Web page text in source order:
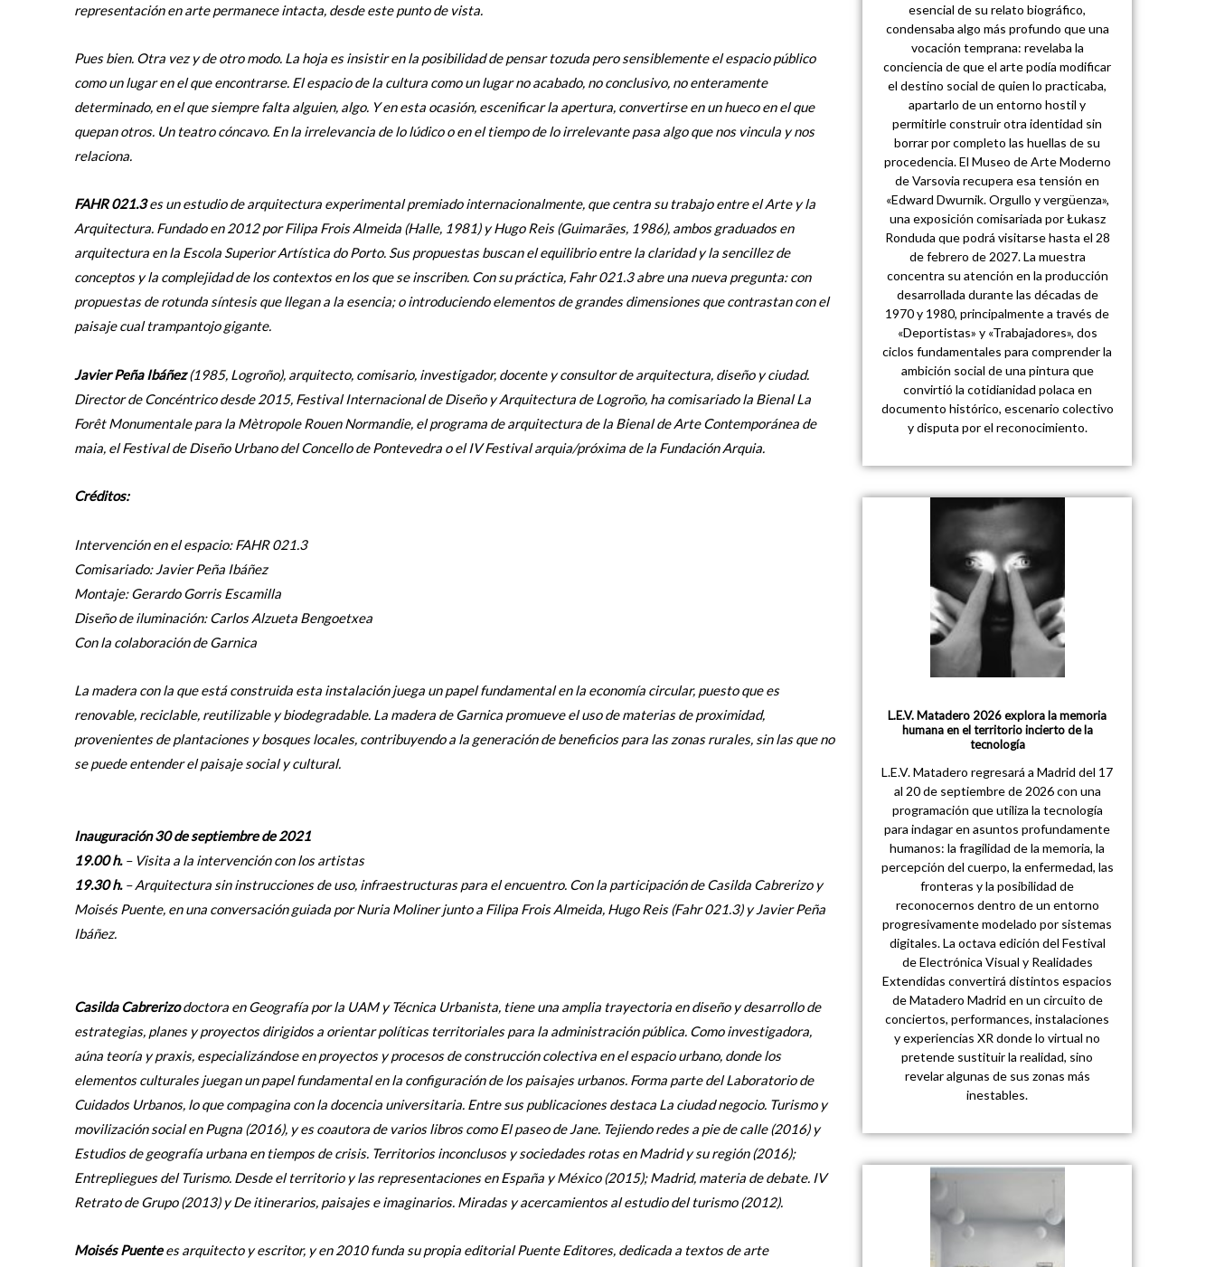
representación en arte permanece intacta, desde este punto de vista.
Pues bien. Otra vez y de otro modo. La hoja es insistir en la posibilidad de pensar tozuda pero sensiblemente el espacio público
como un lugar en el que encontrarse. El espacio de la cultura como un lugar no acabado, no conclusivo, no enteramente
determinado, en el que siempre falta alguien, algo. Y en esta ocasión, escenificar la apertura, convertirse en un hueco en el que
quepan otros. Un teatro cóncavo. En la irrelevancia de lo lúdico o en el tiempo de lo irrelevante pasa algo que nos vincula y nos
relaciona.
FAHR 021.3 es un estudio de arquitectura experimental premiado internacionalmente, que centra su trabajo entre el Arte y la
Arquitectura. Fundado en 2012 por Filipa Frois Almeida (Halle, 1981) y Hugo Reis (Guimarães, 1986), ambos graduados en
arquitectura en la Escola Superior Artística do Porto. Sus propuestas buscan el equilibrio entre la claridad y la sencillez de
conceptos y la complejidad de los contextos en los que se inscriben. Con su práctica, Fahr 021.3 abre una nueva pregunta: con
propuestas de rotunda síntesis que llegan a la esencia; o introduciendo elementos de grandes dimensiones que contrastan con el
paisaje cual trampantojo gigante.
Javier Peña Ibáñez (1985, Logroño), arquitecto, comisario, investigador, docente y consultor de arquitectura, diseño y ciudad.
Director de Concéntrico desde 2015, Festival Internacional de Diseño y Arquitectura de Logroño, ha comisariado la Bienal La
Forêt Monumentale para la Mètropole Rouen Normandie, el programa de arquitectura de la Bienal de Arte Contemporánea de
maia, el Festival de Diseño Urbano del Concello de Pontevedra o el IV Festival arquia/próxima de la Fundación Arquia.
Créditos:
Intervención en el espacio: FAHR 021.3
Comisariado: Javier Peña Ibáñez
Montaje: Gerardo Gorris Escamilla
Diseño de iluminación: Carlos Alzueta Bengoetxea
Con la colaboración de Garnica
La madera con la que está construida esta instalación juega un papel fundamental en la economía circular, puesto que es
renovable, reciclable, reutilizable y biodegradable. La madera de Garnica promueve el uso de materias de proximidad,
provenientes de plantaciones y bosques locales, contribuyendo a la generación de beneficios para las zonas rurales, sin las que no
se puede entender el paisaje social y cultural.
Inauguración 30 de septiembre de 2021
19.00 h. – Visita a la intervención con los artistas
19.30 h.–Arquitectura sin instrucciones de uso, infraestructuras para el encuentro. Con la participación de Casilda Cabrerizo y
Moisés Puente, en una conversación guiada por Nuria Moliner junto a Filipa Frois Almeida, Hugo Reis (Fahr 021.3) y Javier Peña
Ibáñez.
Casilda Cabrerizo doctora en Geografía por la UAM y Técnica Urbanista, tiene una amplia trayectoria en diseño y desarrollo de
estrategias, planes y proyectos dirigidos a orientar políticas territoriales para la administración pública. Como investigadora,
aúna teoría y praxis, especializándose en proyectos y procesos de construcción colectiva en el espacio urbano, donde los
elementos culturales juegan un papel fundamental en la configuración de los paisajes urbanos. Forma parte del Laboratorio de
Cuidados Urbanos, lo que compagina con la docencia universitaria. Entre sus publicaciones destaca La ciudad negocio. Turismo y
movilización social en Pugna (2016), y es coautora de varios libros como El paseo de Jane. Tejiendo redes a pie de calle (2016) y
Estudios de geografía urbana en tiempos de crisis. Territorios inconclusos y sociedades rotas en Madrid y su región (2016);
Entrepliegues del Turismo. Desde el territorio y las representaciones en España y México (2015); Madrid, materia de debate. IV
Retrato de Grupo (2013) y De itinerarios, paisajes e imaginarios. Miradas y acercamientos al estudio del turismo (2012).
Moisés Puente es arquitecto y escritor, y en 2010 funda su propia editorial Puente Editores, dedicada a textos de arte
esencial de su relato biográfico,
condensaba algo más profundo que una
vocación temprana: revelaba la
conciencia de que el arte podía modificar
el destino social de quien lo practicaba,
apartarlo de un entorno hostil y
permitirle construir otra identidad sin
borrar por completo las huellas de su
procedencia. El Museo de Arte Moderno
de Varsovia recupera esa tensión en
«Edward Dwurnik. Orgullo y vergüenza»,
una exposición comisariada por Łukasz
Ronduda que podrá visitarse hasta el 28
de febrero de 2027. La muestra
concentra su atención en la producción
desarrollada durante las décadas de
1970 y 1980, principalmente a través de
«Deportistas» y «Trabajadores», dos
ciclos fundamentales para comprender la
ambición social de una pintura que
convirtió la cotidianidad polaca en
documento histórico, escenario colectivo
y disputa por el reconocimiento.
L.E.V. Matadero 2026 explora la memoria
humana en el territorio incierto de la
tecnología
L.E.V. Matadero regresará a Madrid del 17
al 20 de septiembre de 2026 con una
programación que utiliza la tecnología
para indagar en asuntos profundamente
humanos: la fragilidad de la memoria, la
percepción del cuerpo, la enfermedad, las
fronteras y la posibilidad de
reconocernos dentro de un entorno
progresivamente modelado por sistemas
digitales. La octava edición del Festival
de Electrónica Visual y Realidades
Extendidas convertirá distintos espacios
de Matadero Madrid en un circuito de
conciertos, performances, instalaciones
y experiencias XR donde lo virtual no
pretende sustituir la realidad, sino
revelar algunas de sus zonas más
inestables.